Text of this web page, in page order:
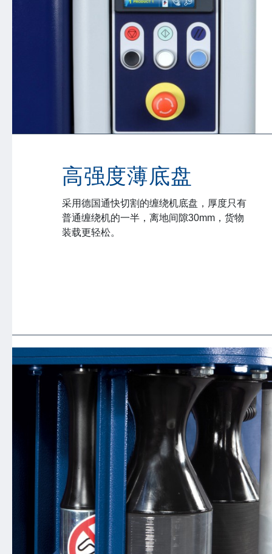
高强度薄底盘
采用德国通快切割的缠绕机底盘，厚度只有
普通缠绕机的一半，离地间隙30mm，货物
装载更轻松。